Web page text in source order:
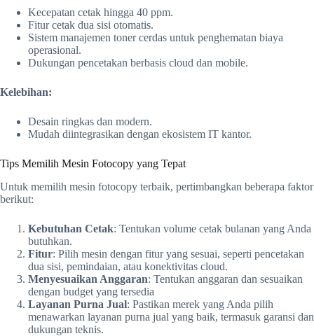
Kecepatan cetak hingga 40 ppm.
Fitur cetak dua sisi otomatis.
Sistem manajemen toner cerdas untuk penghematan biaya
operasional.
Dukungan pencetakan berbasis cloud dan mobile.
Kelebihan:
Desain ringkas dan modern.
Mudah diintegrasikan dengan ekosistem IT kantor.
Tips Memilih Mesin Fotocopy yang Tepat
Untuk memilih mesin fotocopy terbaik, pertimbangkan beberapa faktor
berikut:
Kebutuhan Cetak: Tentukan volume cetak bulanan yang Anda
butuhkan.
Fitur: Pilih mesin dengan fitur yang sesuai, seperti pencetakan
dua sisi, pemindaian, atau konektivitas cloud.
Menyesuaikan Anggaran: Tentukan anggaran dan sesuaikan
dengan budget yang tersedia
Layanan Purna Jual: Pastikan merek yang Anda pilih
menawarkan layanan purna jual yang baik, termasuk garansi dan
dukungan teknis.